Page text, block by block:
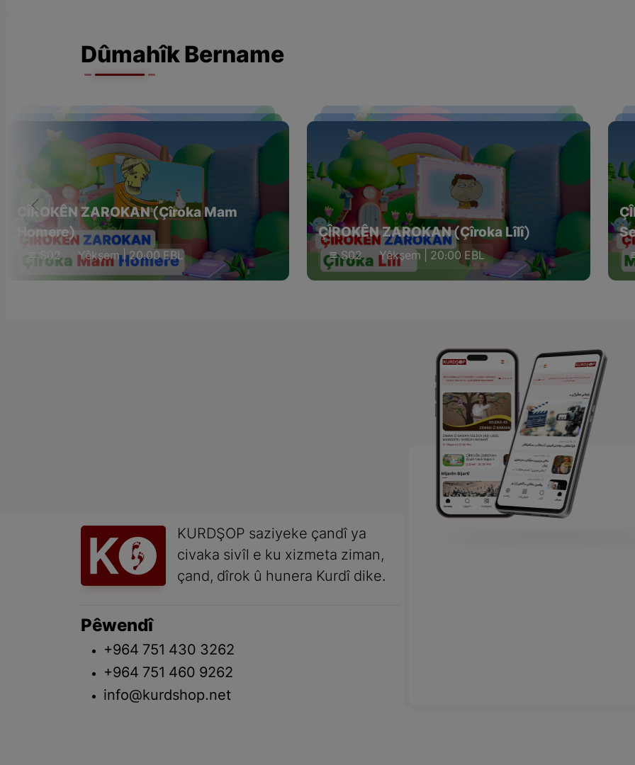
Dûmahîk Bername
ÇÎROKÊN ZAROKAN (Çîroka Mam
Homere)
S02 Yêkşem | 20:00 EBL
ÇÎROKÊN ZAROKAN (Çîroka Lîlî)
S02 Yêkşem | 20:00 EBL
KURDŞOP saziyeke çandî ya
civaka sivîl e ku xizmeta ziman,
çand, dîrok û hunera Kurdî dike.
Pêwendî
+964 751 430 3262
+964 751 460 9262
info@kurdshop.net